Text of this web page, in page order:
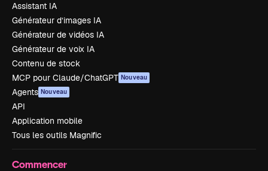
Assistant IA
Générateur d’images IA
Générateur de vidéos IA
Générateur de voix IA
Contenu de stock
MCP pour Claude/ChatGPT Nouveau
Agents Nouveau
API
Application mobile
Tous les outils Magnific
Commencer